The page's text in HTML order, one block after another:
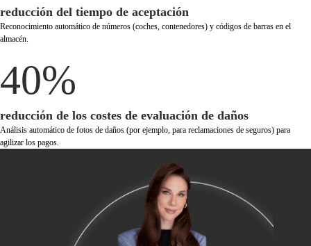
reducción del tiempo de aceptación
Reconocimiento automático de números (coches, contenedores) y códigos de barras en el
almacén.
40%
reducción de los costes de evaluación de daños
Análisis automático de fotos de daños (por ejemplo, para reclamaciones de seguros) para
agilizar los pagos.